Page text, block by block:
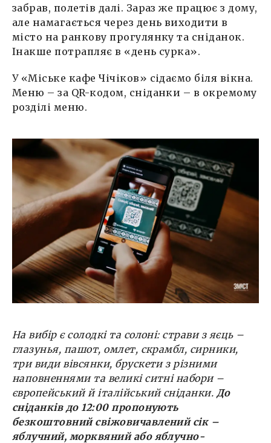
забрав, полетів далі. Зараз же працює з дому,
але намагається через день виходити в
місто на ранкову прогулянку та сніданок.
Інакше потрапляє в «день сурка».
У «Міське кафе Чічіков» сідаємо біля вікна.
Меню – за QR-кодом, сніданки – в окремому
розділі меню.
На вибір є солодкі та солоні: страви з яєць –
глазунья, пашот, омлет, скрамбл, сирники,
три види вівсянки, брускети з різними
наповненнями та великі ситні набори –
європейський й італійський сніданки. До
сніданків до 12:00 пропонують
безкоштовний свіжовичавлений сік –
яблучний, морквяний або яблучно-